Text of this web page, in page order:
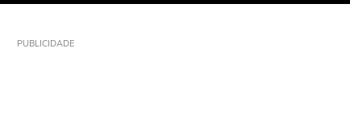
PUBLICIDADE